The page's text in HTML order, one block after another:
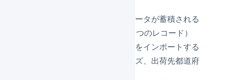
配送実績として出荷済みデータが蓄積される
（1つの送り状番号につき1つのレコード）
配送会社の運賃明細データをインポートする
ことで配送実績に梱包サイズ、出荷先都道府